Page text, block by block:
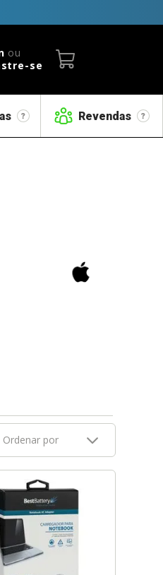
ou
se
Revendas
Ordenar por